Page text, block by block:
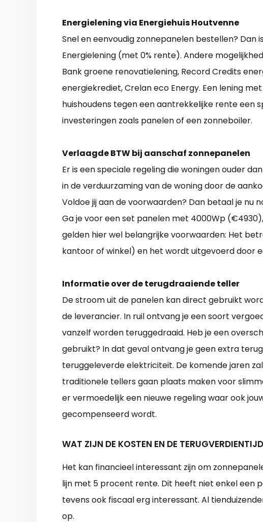
Energielening via Energiehuis Houtvenne
Snel en eenvoudig zonnepanelen bestellen? Dan
Energielening (met 0% rente). Andere
Bank groene renovatielening, Record Credits
energiekrediet, Crelan eco Energy. Een lening
huishoudens tegen een aantrekkelijke rente een
investeringen zoals panelen of een zonneboiler.
Verlaagde BTW bij aanschaf zonnepanelen
Er is een speciale regeling die woningen ouder
in de verduurzaming van de woning door de
Voldoe jij aan de voorwaarden? Dan betaal je nu
Ga je voor een set panelen met 4000Wp (€4930),
gelden hier wel belangrijke voorwaarden: Het
kantoor of winkel) en het wordt uitgevoerd door
Informatie over de terugdraaiende teller
De stroom uit de panelen kan direct gebruikt
de leverancier. In ruil ontvang je een soort
vanzelf worden teruggedraaid. Heb je een
gebruikt? In dat geval ontvang je geen extra
teruggeleverde elektriciteit. De komende jaren
traditionele tellers gaan plaats maken voor
er vermoedelijk een nieuwe regeling waar ook
gecompenseerd wordt.
WAT ZIJN DE KOSTEN EN DE
Het kan financieel interessant zijn om
lijn met 5 procent rente. Dit heeft niet enkel een
tevens ook fiscaal erg interessant. Al
op.